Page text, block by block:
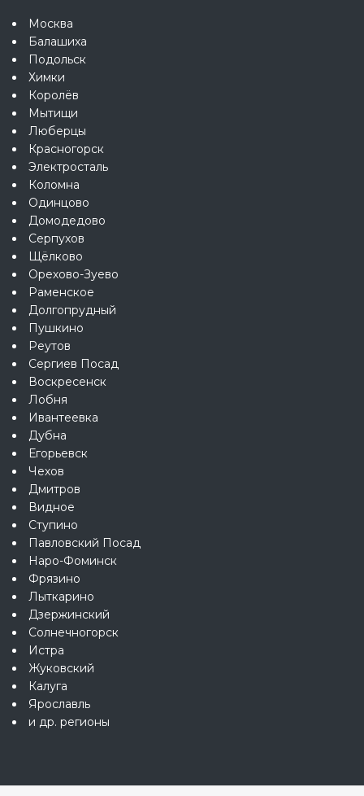
Москва
Балашиха
Подольск
Химки
Королёв
Мытищи
Люберцы
Красногорск
Электросталь
Коломна
Одинцово
Домодедово
Серпухов
Щёлково
Орехово-Зуево
Раменское
Долгопрудный
Пушкино
Реутов
Сергиев Посад
Воскресенск
Лобня
Ивантеевка
Дубна
Егорьевск
Чехов
Дмитров
Видное
Ступино
Павловский Посад
Наро-Фоминск
Фрязино
Лыткарино
Дзержинский
Солнечногорск
Истра
Жуковский
Калуга
Ярославль
и др. регионы